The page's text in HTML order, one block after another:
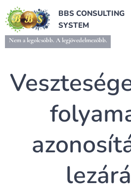
BBS CONSULTING
SYSTEM
Nem a legolcsóbb. A legjövedelmezőbb.